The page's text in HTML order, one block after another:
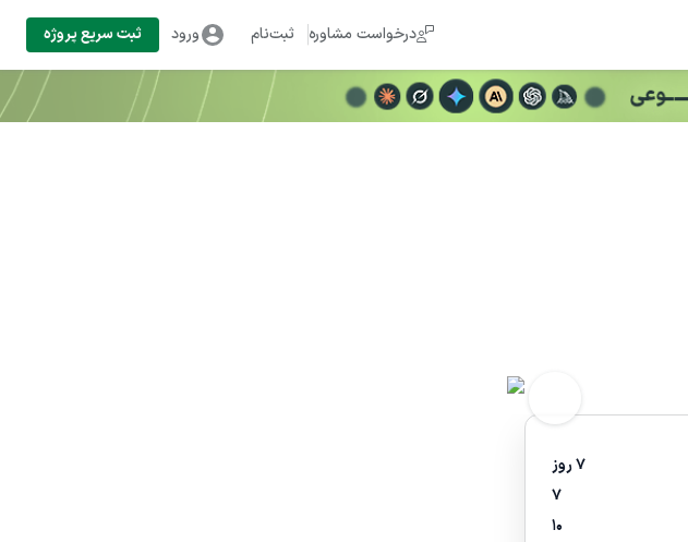
درخواست مشاوره ثبت‌نام ورود ثبت سریع پروژه
7 روز
7
10